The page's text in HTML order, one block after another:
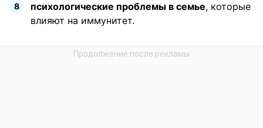
психологические проблемы в семье, которые
влияют на иммунитет.